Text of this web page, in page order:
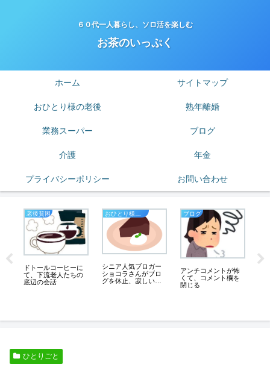
６０代一人暮らし、ソロ活を楽しむ
お茶のいっぷく
ホーム サイトマップ
おひとり様の老後 熟年離婚
業務スーパー ブログ
介護 年金
プライバシーポリシー お問い合わせ
老後貧困
ドトールコーヒーに
て、下流老人たちの
底辺の会話
シニア人気ブロガー
ショコラさんがブロ
グを休止、寂しいで
ブログ
アンチコメントが怖
くて、コメント欄を
閉じる
消
の
ひとりごと